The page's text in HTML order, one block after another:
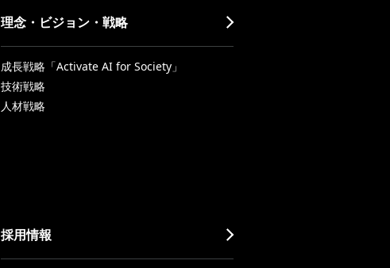
理念・ビジョン・戦略
成長戦略「Activate AI for Society」
技術戦略
人材戦略
採用情報